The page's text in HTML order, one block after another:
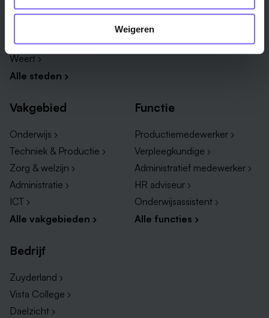
Weigeren
Venlo ›
Roermond ›
Weert ›
Alle steden ›
Midden-Limburg ›
Noord-Limburg ›
Alle regio's ›
Vakgebied
Onderwijs ›
Techniek & Productie ›
Zorg & welzijn ›
Administratie ›
ICT ›
Alle vakgebieden ›
Functie
Productiemedewerker ›
Verpleegkundige ›
Administratief medewerker ›
HR adviseur ›
Onderwijsassistent ›
Alle functies ›
Bedrijf
Zuyderland ›
Vista College ›
Daelzicht ›